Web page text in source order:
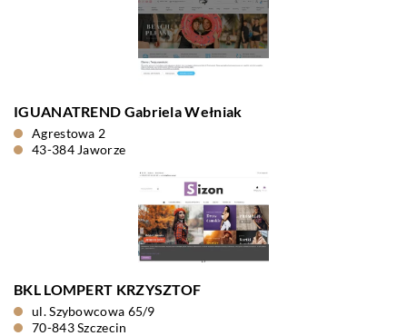
IGUANATREND Gabriela Wełniak
Agrestowa 2
43-384 Jaworze
BKL LOMPERT KRZYSZTOF
ul. Szybowcowa 65/9
70-843 Szczecin